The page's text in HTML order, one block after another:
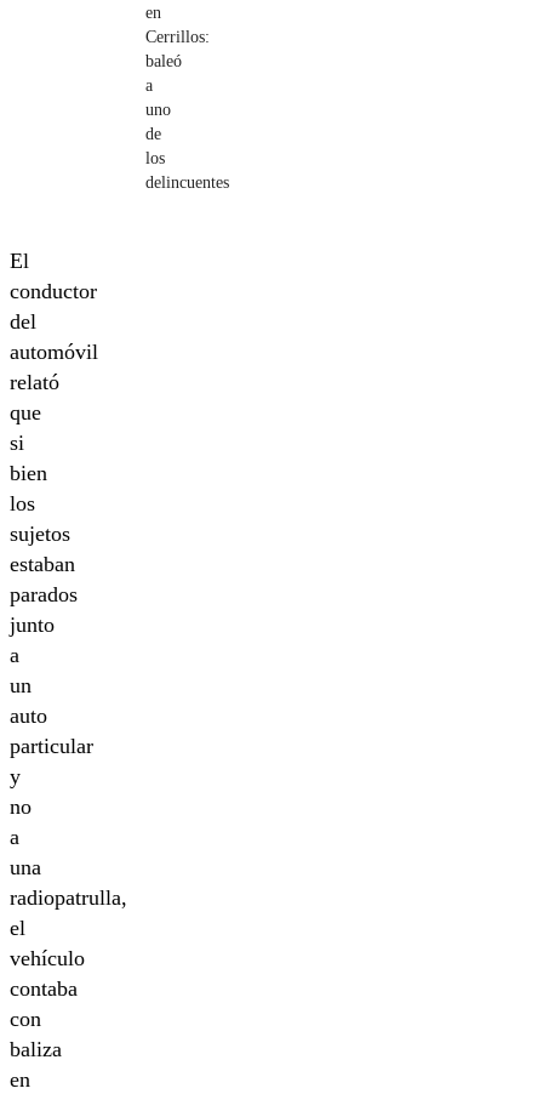
en
Cerrillos:
baleó
a
uno
de
los
delincuentes
El
conductor
del
automóvil
relató
que
si
bien
los
sujetos
estaban
parados
junto
a
un
auto
particular
y
no
a
una
radiopatrulla,
el
vehículo
contaba
con
baliza
en